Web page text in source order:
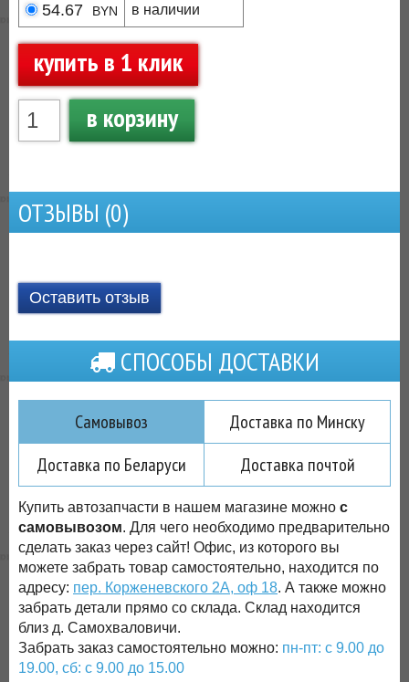
54.67 BYN в наличии
купить в 1 клик
в корзину
ОТЗЫВЫ (0)
Оставить отзыв
СПОСОБЫ ДОСТАВКИ
Самовывоз
Доставка по Минску
Доставка по Беларуси
Доставка почтой
Купить автозапчасти в нашем магазине можно с
самовывозом. Для чего необходимо предварительно
сделать заказ через сайт! Офис, из которого вы
можете забрать товар самостоятельно, находится по
адресу: пер. Корженевского 2А, оф 18. А также можно
забрать детали прямо со склада. Склад находится
близ д. Самохваловичи.
Забрать заказ самостоятельно можно: пн-пт: с 9.00 до
19.00, сб: с 9.00 до 15.00